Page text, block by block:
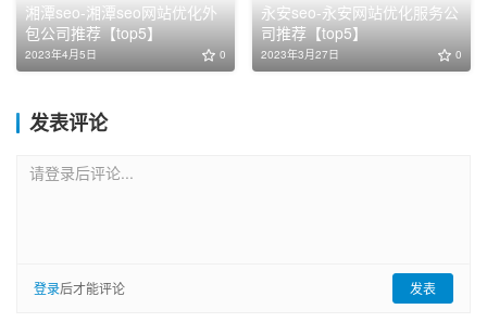
湘潭seo-湘潭seo网站优化外
包公司推荐【top5】
2023年4月5日 0
永安seo-永安网站优化服务公
司推荐【top5】
2023年3月27日 0
发表评论
请登录后评论...
登录后才能评论 发表